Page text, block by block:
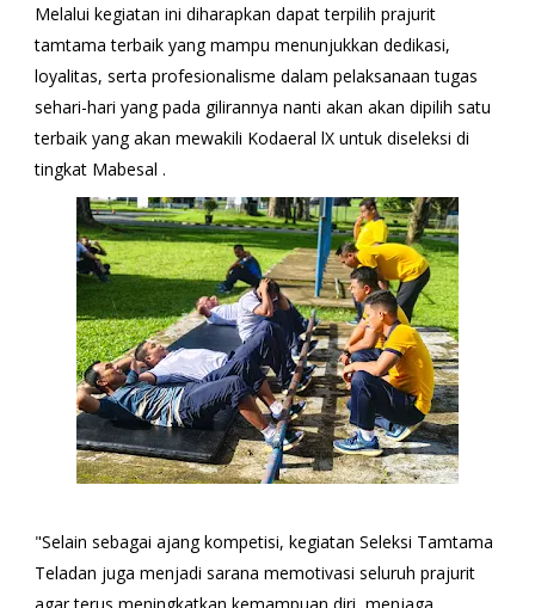
Melalui kegiatan ini diharapkan dapat terpilih prajurit
tamtama terbaik yang mampu menunjukkan dedikasi,
loyalitas, serta profesionalisme dalam pelaksanaan tugas
sehari-hari yang pada gilirannya nanti akan akan dipilih satu
terbaik yang akan mewakili Kodaeral lX untuk diseleksi di
tingkat Mabesal .
"Selain sebagai ajang kompetisi, kegiatan Seleksi Tamtama
Teladan juga menjadi sarana memotivasi seluruh prajurit
agar terus meningkatkan kemampuan diri, menjaga